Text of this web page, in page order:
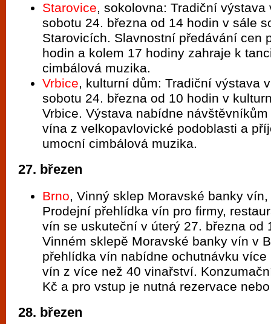
Starovice, sokolovna: Tradiční
sobotu 24. března od 14 hodin v sále
Starovicích. Slavnostní předávání cen
hodin a kolem 17 hodiny zahraje k
cimbálová muzika.
Vrbice, kulturní dům: Tradiční výstava
sobotu 24. března od 10 hodin v
Vrbice. Výstava nabídne
vína z velkopavlovické podoblasti a
umocní cimbálová muzika.
27. březen
Brno, Vinný sklep Moravské banky
Prodejní přehlídka vín pro firmy,
vín se uskuteční v úterý 27. března od
Vinném sklepě Moravské banky vín v
přehlídka vín nabídne ochutnávku více
vín z více než 40 vinařství.
Kč a pro vstup je nutná rezervace
28. březen